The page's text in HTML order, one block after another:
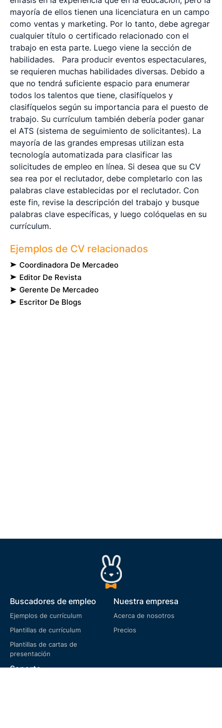
mayoría de ellos tienen una licenciatura en un campo
como ventas y marketing. Por lo tanto, debe agregar
cualquier título o certificado relacionado con el
trabajo en esta parte. Luego viene la sección de
habilidades.
Para producir eventos espectaculares,
se requieren muchas habilidades diversas. Debido a
que no tendrá suficiente espacio para enumerar
todos los talentos que tiene, clasifíquelos y
clasifíquelos según su importancia para el puesto de
trabajo. Su currículum también debería poder ganar
el ATS (sistema de seguimiento de solicitantes). La
mayoría de las grandes empresas utilizan esta
tecnología automatizada para clasificar las
solicitudes de empleo en línea. Si desea que su CV
sea rea por el reclutador, debe completarlo con las
palabras clave establecidas por el reclutador. Con
este fin, revise la descripción del trabajo y busque
palabras clave específicas, y luego colóquelas en su
currículum.
Ejemplos de CV relacionados
Coordinadora De Mercadeo
Editor De Revista
Gerente De Mercadeo
Escritor De Blogs
Buscadores de empleo
Ejemplos de currículum
Plantillas de currículum
Plantillas de cartas de
presentación
Nuestra empresa
Acerca de nosotros
Precios
Soporte